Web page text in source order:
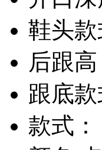
鞋头
后跟
跟底款
款式：